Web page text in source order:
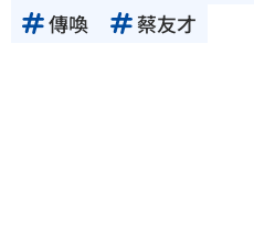
傳喚
蔡友才